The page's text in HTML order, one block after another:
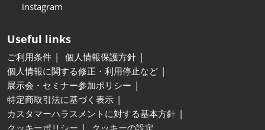
instagram
Useful links
ご利用条件
個人情報保護方針
個人情報に関する修正・利用停止など
展示会・セミナー参加ポリシー
特定商取引法に基づく表示
カスタマーハラスメントに対する基本方針
クッキーポリシー
クッキーの設定